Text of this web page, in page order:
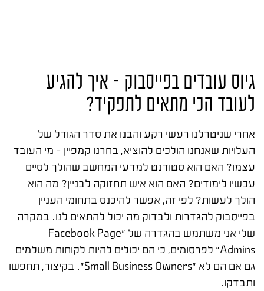
גיוס עובדים בפייסבוק – איך להגיע
לעובד הכי מתאים לתפקיד?
אחרי שניטרלנו רעשי רקע והבנו את סדר הגודל של
העלויות שאנחנו הולכים להוציא, בחרנו קמפיין – מי העובד
עצמו? האם הוא סטודנט למדעי המחשב שהולך לסיים
עכשיו לימודים? האם הוא איש תחזוקה לבניין? מה הוא
הולך לעשות? לפי זה, אפשר להיכנס בתחומי העניין
בפייסבוק להגדרות ולבדוק מה יכול להתאים לנו. במקרה
שלי אני משתמש בהגדרה של "Facebook Page
Admins" לפרסומים, כי הם יכולים להיות לקוחות משלמים
גם אם הם לא "Small Business Owners". בקיצור, תחפשו
ותבדקו.